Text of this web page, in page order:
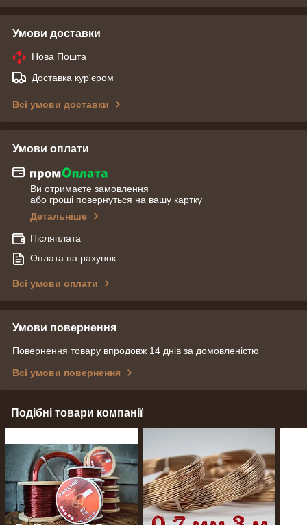
Умови доставки
Нова Пошта
Доставка кур'єром
Всі умови доставки
Умови оплати
Ви отримаєте замовлення
або гроші повернуться на вашу картку
Детальніше
Післяплата
Оплата на рахунок
Всі умови оплати
Умови повернення
Повернення товару впродовж 14 днів за домовленістю
Всі умови повернення
Подібні товари компанії